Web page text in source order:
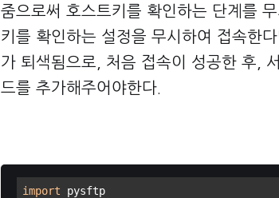
줌으로써 호스트키를 확인하는 단계를
키를 확인하는 설정을 무시하여 접속한
가 퇴색됨으로, 처음 접속이 성공한 후,
드를 추가해주어야한다.
import pysftp